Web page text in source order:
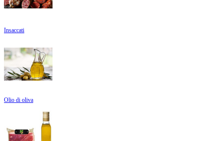
Insaccati
Olio di oliva